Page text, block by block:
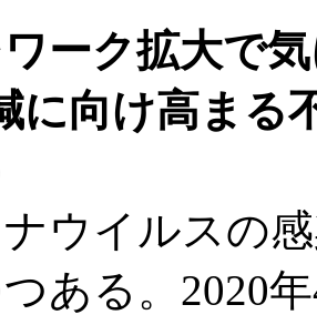
ワーク拡大で
に向け高ま
ウイルスの
ある。2020